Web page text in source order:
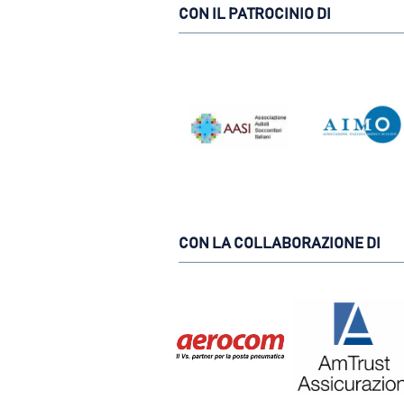
CON IL PATROCINIO DI
CON LA COLLABORAZIONE DI